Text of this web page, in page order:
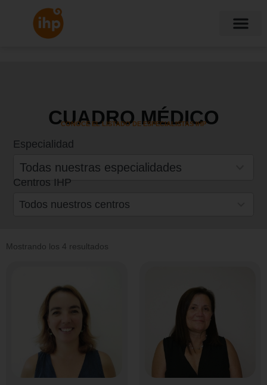
CUADRO MÉDICO
CONOCE EL LISTADO DE ESPECIALISTAS IHP
Especialidad
Todas nuestras especialidades
30
available
Centros IHP
Todos nuestros centros
19
available
Mostrando los 4 resultados